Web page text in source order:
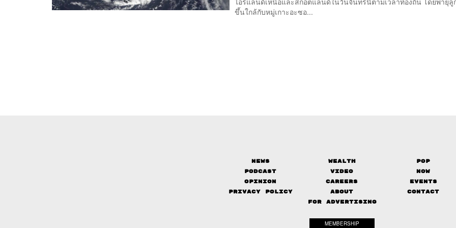
ขึ้นใกล้กับหมู่เกาะอะซอ...
News Wealth
Pop
Podcast
Video
Now
Opinion
Careers
Events
Privacy Policy
About
Contact
FOR ADVERTISING
MEMBERSHIP